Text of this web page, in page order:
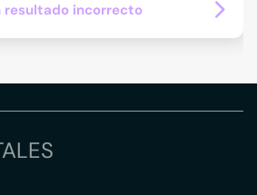
resultado incorrecto